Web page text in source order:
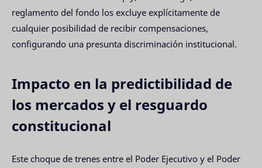
reglamento del fondo los excluye explícitamente de
cualquier posibilidad de recibir compensaciones,
configurando una presunta discriminación institucional.
Impacto en la predictibilidad de
los mercados y el resguardo
constitucional
Este choque de trenes entre el Poder Ejecutivo y el Poder